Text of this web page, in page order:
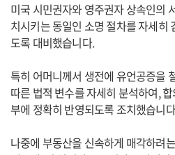
미국 시민권자와 영주권자 상속인의
치시키는 동일인 소명 절차를 자세히
도록 대비했습니다.
특히 어머니께서 생전에 유언공증을
따른 법적 변수를 자세히 분석하여,
부에 정확히 반영되도록 조치했습니
나중에 부동산을 신속하게 매각하려